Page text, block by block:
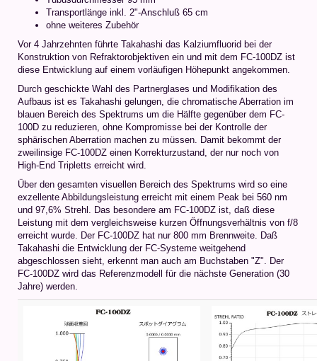
Transportlänge inkl. 2"-Anschluß 65 cm
ohne weiteres Zubehör
Vor 4 Jahrzehnten führte Takahashi das Kalziumfluorid bei der
Konstruktion von Refraktorobjektiven ein und mit dem FC-100DZ ist
diese Entwicklung auf einem vorläufigen Höhepunkt angekommen.
Durch geschickte Wahl des Partnerglases und Modifikation des
Aufbaus ist es Takahashi gelungen, die chromatische Aberration im
blauen Bereich des Spektrums um die Hälfte gegenüber dem FC-
100D zu reduzieren, ohne Kompromisse bei der Kontrolle der
sphärischen Aberration machen zu müssen. Damit bekommt der
zweilinsige FC-100DZ einen Korrekturzustand, der nur noch von
High-End Tripletts erreicht wird.
Über den gesamten visuellen Bereich des Spektrums wird so eine
exzellente Abbildungsleistung erreicht mit einem Peak bei 560 nm
und 97,6% Strehl. Das besondere am FC-100DZ ist, daß diese
Leistung mit dem vergleichsweise kurzen Öffnungsverhältnis von f/8
erreicht wurde. Der FC-100DZ hat nur 800 mm Brennweite. Daß
Takahashi die Entwicklung der FC-Systeme weitgehend
abgeschlossen sieht, erkennt man auch am Buchstaben "Z". Der
FC-100DZ wird das Referenzmodell für die nächste Generation (30
Jahre) werden.